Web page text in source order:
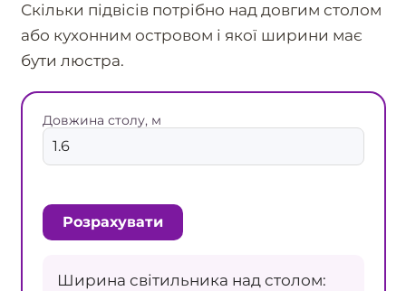
Скільки підвісів потрібно над довгим столом
або кухонним островом і якої ширини має
бути люстра.
Довжина столу, м
Розрахувати
Ширина світильника над столом: